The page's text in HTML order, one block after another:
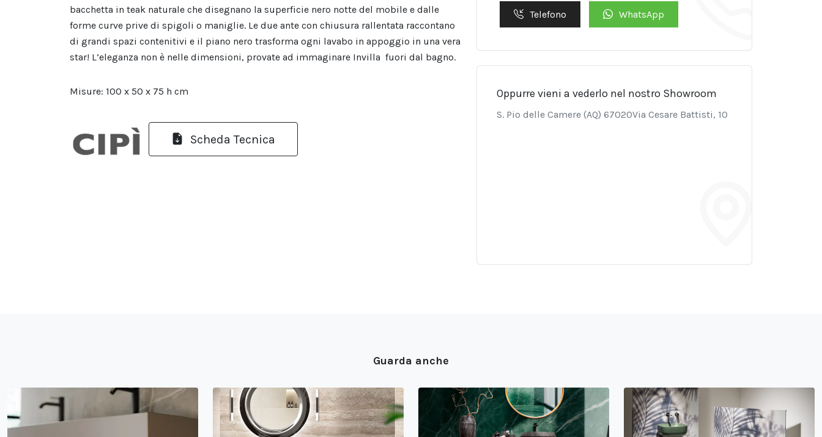
bacchetta in teak naturale che disegnano la superficie nero notte del mobile e dalle
forme curve prive di spigoli o maniglie. Le due ante con chiusura rallentata raccontano
di grandi spazi contenitivi e il piano nero trasforma ogni lavabo in appoggio in una vera
star! L’eleganza non è nelle dimensioni, provate ad immaginare Invilla fuori dal bagno.
Misure: 100 x 50 x 75 h cm
Scheda Tecnica
Telefono WhatsApp
Oppurre vieni a vederlo nel nostro Showroom
S. Pio delle Camere (AQ) 67020Via Cesare Battisti, 10
Guarda anche